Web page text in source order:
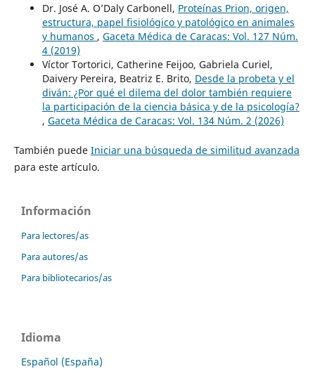
Dr. José A. O’Daly Carbonell, Proteínas Prion, origen,
estructura, papel fisiológico y patológico en animales
y humanos , Gaceta Médica de Caracas: Vol. 127 Núm.
4 (2019)
Víctor Tortorici, Catherine Feijoo, Gabriela Curiel,
Daivery Pereira, Beatriz E. Brito, Desde la probeta y el
diván: ¿Por qué el dilema del dolor también requiere
la participación de la ciencia básica y de la psicología?
, Gaceta Médica de Caracas: Vol. 134 Núm. 2 (2026)
También puede Iniciar una búsqueda de similitud avanzada
para este artículo.
Información
Para lectores/as
Para autores/as
Para bibliotecarios/as
Idioma
Español (España)